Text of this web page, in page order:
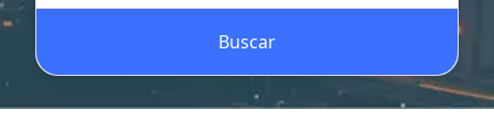
Buscar